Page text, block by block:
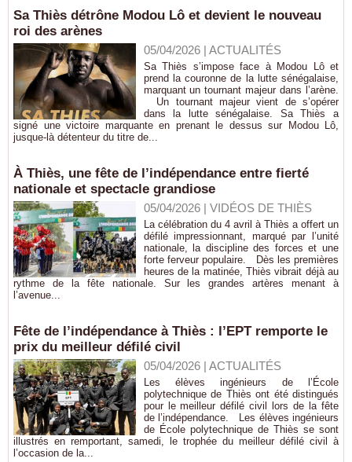
Sa Thiès détrône Modou Lô et devient le nouveau
roi des arènes
05/04/2026| ACTUALITÉS
Sa Thiès s’impose face à Modou Lô et
prend la couronne de la lutte sénégalaise,
marquant un tournant majeur dans l’arène.
Un tournant majeur vient de s’opérer
dans la lutte sénégalaise. Sa Thiès a
signé une victoire marquante en prenant le dessus sur Modou Lô,
jusque-là détenteur du titre de...
À Thiès, une fête de l’indépendance entre fierté
nationale et spectacle grandiose
05/04/2026| VIDÉOS DE THIÈS
La célébration du 4 avril à Thiès a offert un
défilé impressionnant, marqué par l’unité
nationale, la discipline des forces et une
forte ferveur populaire. Dès les premières
heures de la matinée, Thiès vibrait déjà au
rythme de la fête nationale. Sur les grandes artères menant à
l’avenue...
Fête de l’indépendance à Thiès : l’EPT remporte le
prix du meilleur défilé civil
05/04/2026| ACTUALITÉS
Les élèves ingénieurs de l’École
polytechnique de Thiès ont été distingués
pour le meilleur défilé civil lors de la fête
de l’indépendance. Les élèves ingénieurs
de École polytechnique de Thiès se sont
illustrés en remportant, samedi, le trophée du meilleur défilé civil à
l’occasion de la...